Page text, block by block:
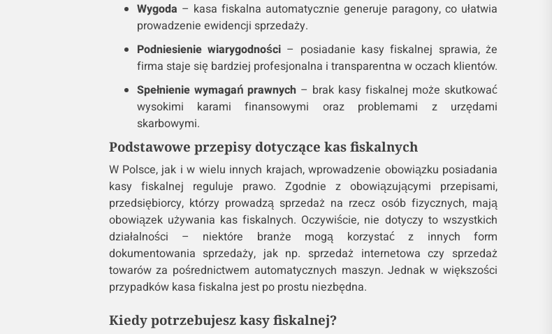
Wygoda – kasa fiskalna automatycznie generuje paragony, co ułatwia
prowadzenie ewidencji sprzedaży.
Podniesienie wiarygodności– posiadanie kasy fiskalnej sprawia, że
firma staje się bardziej profesjonalna i transparentna w oczach klientów.
Spełnienie wymagań prawnych – brak kasy fiskalnej może skutkować
wysokimi karami finansowymi oraz problemami z urzędami
skarbowymi.
Podstawowe przepisy dotyczące kas fiskalnych
W Polsce, jak i w wielu innych krajach, wprowadzenie obowiązku posiadania
kasy fiskalnej reguluje prawo. Zgodnie z obowiązującymi przepisami,
przedsiębiorcy, którzy prowadzą sprzedaż na rzecz osób fizycznych, mają
obowiązek używania kas fiskalnych. Oczywiście, nie dotyczy to wszystkich
działalności – niektóre branże mogą korzystać z innych form
dokumentowania sprzedaży, jak np. sprzedaż internetowa czy sprzedaż
towarów za pośrednictwem automatycznych maszyn. Jednak w większości
przypadków kasa fiskalna jest po prostu niezbędna.
Kiedy potrzebujesz kasy fiskalnej?